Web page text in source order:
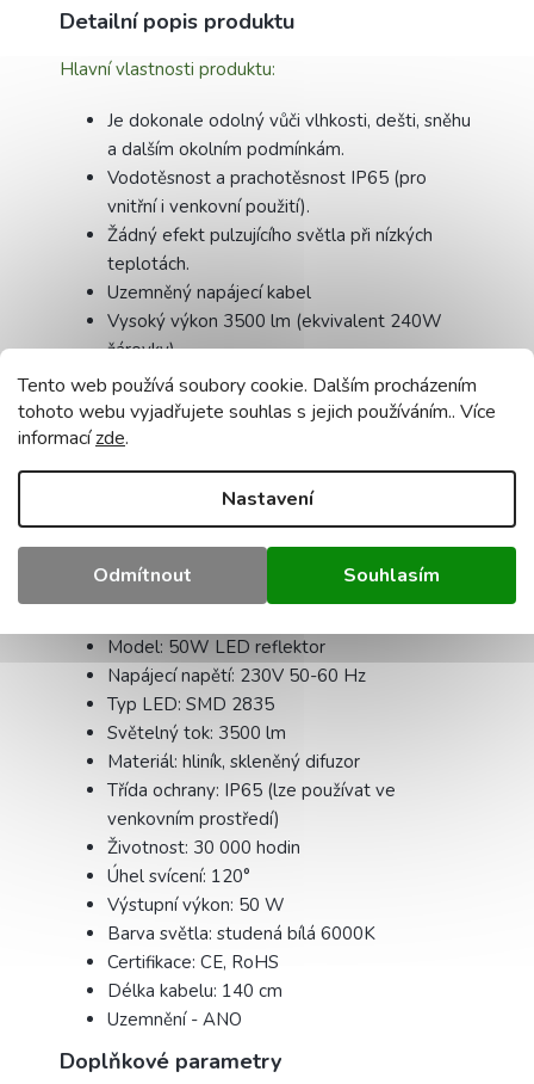
Tento web používá soubory cookie. Dalším procházením
tohoto webu vyjadřujete souhlas s jejich používáním.. Více
informacízde.
Nastavení
Odmítnout Souhlasím
Detailní popis produktu
Hlavní vlastnosti produktu:
Je dokonale odolný vůči vlhkosti, dešti, sněhu
a dalším okolním podmínkám.
Vodotěsnost a prachotěsnost IP65 (pro
vnitřní i venkovní použití).
Žádný efekt pulzujícího světla při nízkých
teplotách.
Uzemněný napájecí kabel
Vysoký výkon 3500 lm (ekvivalent 240W
žárovky)
Dlouhá životnost 30 000 h (to je 1250 dní
nepřetržitého svícení)
Snadná montáž (návod je v krabici výrobku)
Světlomety používají LED diody se studenou
barevnou teplotou 6000 K.
Model: 50W LED reflektor
Napájecí napětí: 230V 50-60 Hz
Typ LED: SMD 2835
Světelný tok: 3500 lm
Materiál: hliník, skleněný difuzor
Třída ochrany: IP65 (lze používat ve
venkovním prostředí)
Životnost: 30 000 hodin
Úhel svícení: 120°
Výstupní výkon: 50 W
Barva světla: studená bílá 6000K
Certifikace: CE, RoHS
Délka kabelu: 140 cm
Uzemnění - ANO
Doplňkové parametry